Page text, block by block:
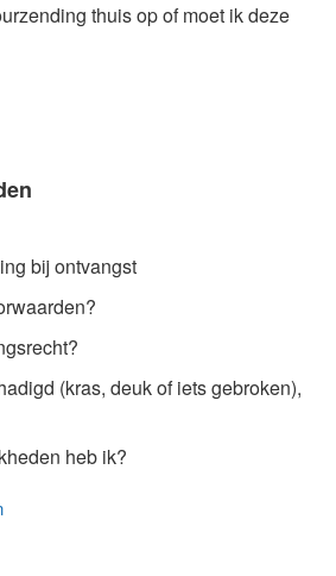
thuis op of moet ik deze
bij ontvangst
(kras, deuk of iets gebroken),
heb ik?